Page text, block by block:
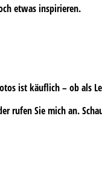
etwas inspirieren.
ist käuflich – ob
rufen Sie mich an.